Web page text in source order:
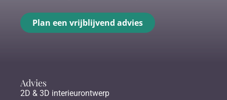
Plan een vrijblijvend advies
Advies
2D & 3D interieurontwerp